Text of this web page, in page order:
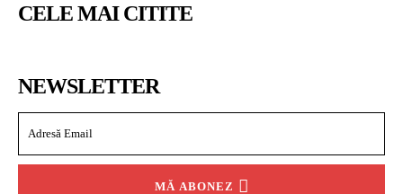
CELE MAI CITITE
NEWSLETTER
MĂ ABONEZ